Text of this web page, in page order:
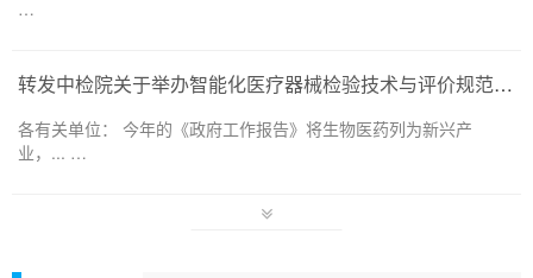
…
转发中检院关于举办智能化医疗器械检验技术与评价规范培训班的通知
各有关单位： 今年的《政府工作报告》将生物医药列为新兴产
业，... …